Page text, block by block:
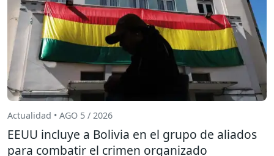
Actualidad • AGO 5 / 2026
EEUU incluye a Bolivia en el grupo de aliados
para combatir el crimen organizado